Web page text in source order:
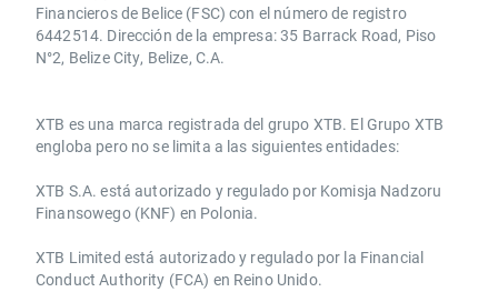
Financieros de Belice (FSC) con el número de registro
6442514. Dirección de la empresa: 35 Barrack Road, Piso
N°2, Belize City, Belize, C.A.
​​XTB es una marca registrada del grupo XTB. El Grupo XTB
engloba pero no se limita a las siguientes entidades:
XTB S.A.​ está autorizado y regulado por Komisja Nadzoru
Finansowego (KNF) ​en Polonia.
XTB Limited ​está autorizado y regulado por la ​Financial
Conduct Authority ​(FCA) en ​​Reino Unido.